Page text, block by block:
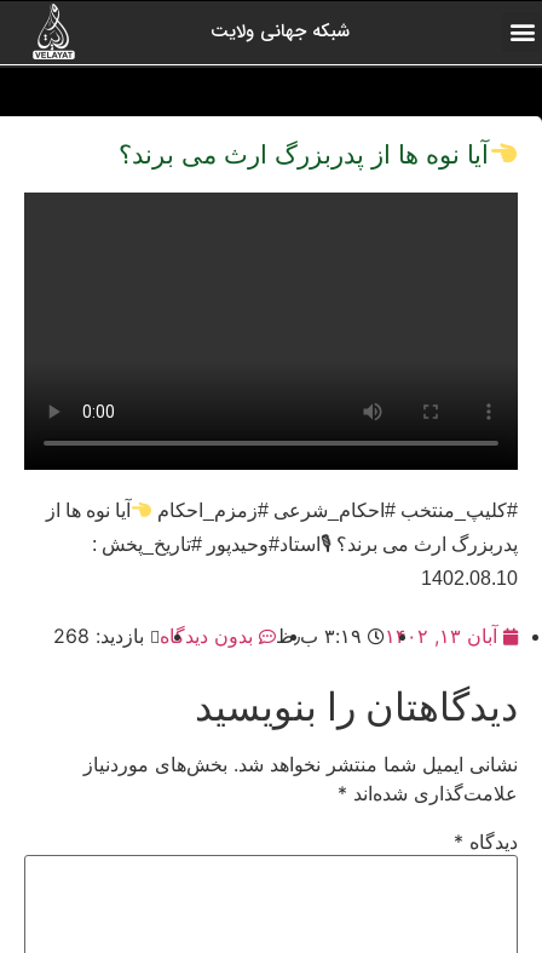
شبکه جهانی ولایت
آیا نوه ها از پدربزرگ ارث می برند؟
#کلیپ_منتخب #احکام_شرعی #زمزم_احکام
آیا نوه ها از
پدربزرگ ارث می برند؟ 🎙استاد#وحیدپور #تاریخ_پخش :
1402.08.10
آبان ۱۳, ۱۴۰۲ ۳:۱۹ ب٫ظ بدون دیدگاه بازدید: 268
دیدگاهتان را بنویسید
نشانی ایمیل شما منتشر نخواهد شد. بخش‌های موردنیاز
علامت‌گذاری شده‌اند *
دیدگاه *